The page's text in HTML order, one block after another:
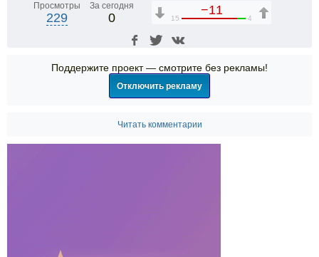
Просмотры
229
За сегодня
0
−11
15 4
Поддержите проект — смотрите без рекламы!
Отключить рекламу
Читать комментарии